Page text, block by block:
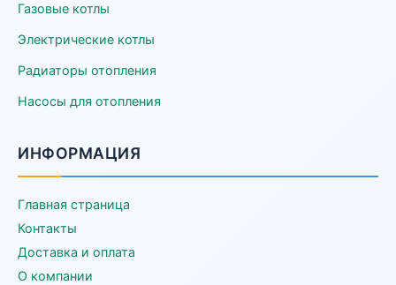
Газовые котлы
Электрические котлы
Радиаторы отопления
Насосы для отопления
ИНФОРМАЦИЯ
Главная страница
Контакты
Доставка и оплата
О компании